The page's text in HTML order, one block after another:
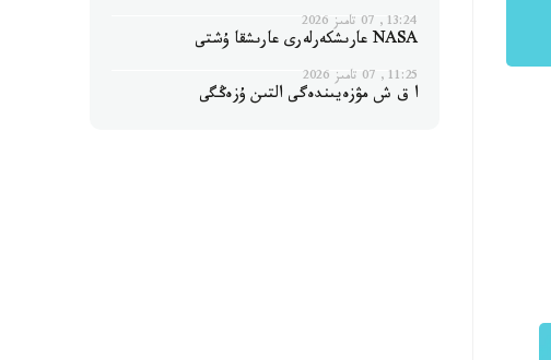
13:24, 07 تامىز 2026
NASA عارىشكەرلەرى عارىشقا ۇشتى
11:25, 07 تامىز 2026
ا ق ش مۋزەيىندەگى التىن ۇزەڭگى